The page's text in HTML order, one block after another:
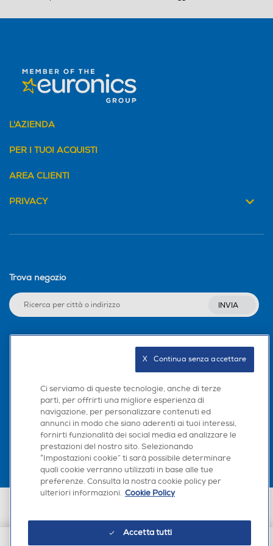
L'AZIENDA
PER I TUOI ACQUISTI
AREA CLIENTI
PRIVACY
Trova negozio
INVIA
Scarica la nostra app
n. 13337170156. Codice intermediario SDI: HHBD9AK. Vendite soggette
agli Artt. 45 e ss del Codice del Consumo in tema di Diritti dei
Ci serviamo di queste tecnologie, anche di terze
parti, per offrirti una migliore esperienza di
navigazione, per personalizzare contenuti ed
annunci in modo che siano aderenti ai tuoi interessi,
fornirti funzionalità dei social media ed analizzare le
prestazioni del nostro sito. Selezionando
“Impostazioni cookie” ti sarà possibile determinare
quali cookie verranno utilizzati in base alle tue
preferenze. Consulta la nostra cookie policy per
ulteriori informazioni. Cookie Policy
Accetta tutti
X   Continua senza accettare